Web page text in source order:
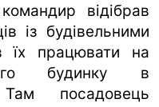
відібрав
із будівельними
їх працювати на
будинку в
посадовець